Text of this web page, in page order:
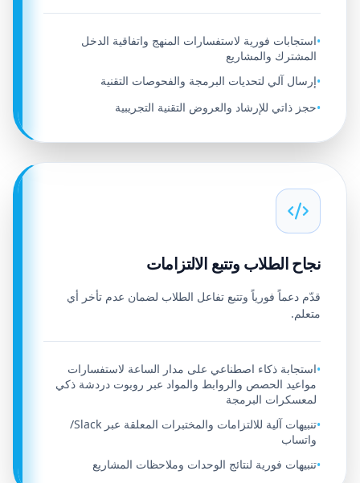
•استجابات فورية لاستفسارات المنهج واتفاقية الدخل
المشترك والمشاريع
•إرسال آلي لتحديات البرمجة والفحوصات التقنية
•حجز ذاتي للإرشاد والعروض التقنية التجريبية
نجاح الطلاب وتتبع الالتزامات
قدّم دعماً فورياً وتتبع تفاعل الطلاب لضمان عدم تأخر أي
متعلم.
•استجابة ذكاء اصطناعي على مدار الساعة لاستفسارات
مواعيد الحصص والروابط والمواد عبر روبوت دردشة ذكي
لمعسكرات البرمجة
•
تنبيهات آلية للالتزامات والمختبرات المعلقة عبر Slack/
واتساب
•تنبيهات فورية لنتائج الوحدات وملاحظات المشاريع